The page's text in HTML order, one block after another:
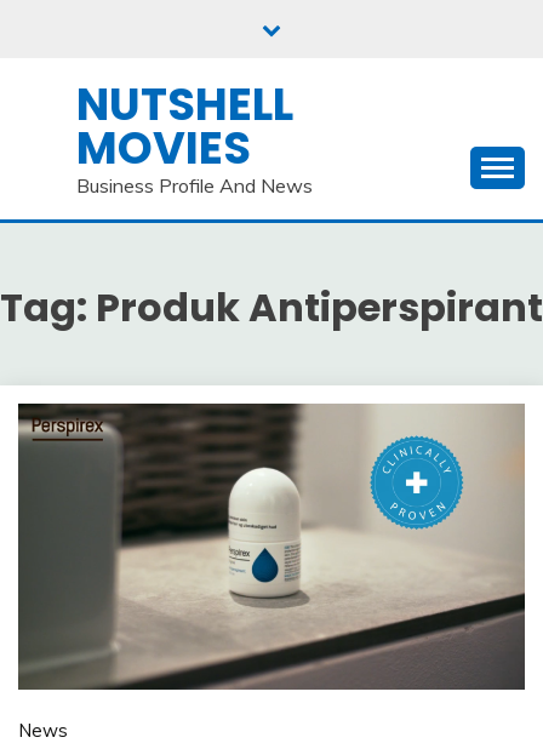
NUTSHELL
MOVIES
Business Profile And News
Tag: Produk Antiperspirant
News